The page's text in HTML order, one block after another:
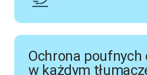
Ochrona poufnych
w każdym